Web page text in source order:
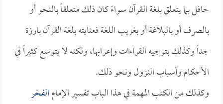
حافل بما يتعلق بلغة القرآن سواءً كان ذلك متعلقاً بالنحو أو
بالصرف أو بالبلاغة أو بغريب اللغة فعنايته بلغة القرآن بارزة
جداً وكذلك بتوجيه القراءات وإعرابها، ولكنه لا يتوسع كثيراً في
الأحكام وأسباب النزول ونحو ذلك.
وكذلك من الكتب المهمة في هذا الباب تفسير الإمامالفخر